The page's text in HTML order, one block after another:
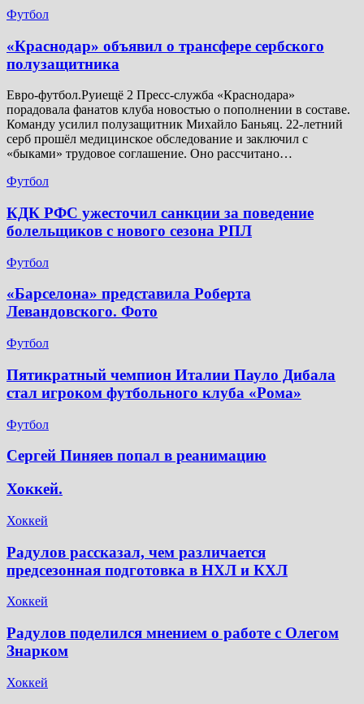
Футбол
​«Краснодар» объявил о трансфере сербского
полузащитника
Евро-футбол.Руиещё 2 Пресс-служба «Краснодара»
порадовала фанатов клуба новостью о пополнении в составе.
Команду усилил полузащитник Михайло Баньяц. 22-летний
серб прошёл медицинское обследование и заключил с
«быками» трудовое соглашение. Оно рассчитано…
Футбол
КДК РФС ужесточил санкции за поведение
болельщиков с нового сезона РПЛ
Футбол
«Барселона» представила Роберта
Левандовского. Фото
Футбол
Пятикратный чемпион Италии Пауло Дибала
стал игроком футбольного клуба «Рома»
Футбол
Сергей Пиняев попал в реанимацию
Хоккей.
Хоккей
Радулов рассказал, чем различается
предсезонная подготовка в НХЛ и КХЛ
Хоккей
Радулов поделился мнением о работе с Олегом
Знарком
Хоккей